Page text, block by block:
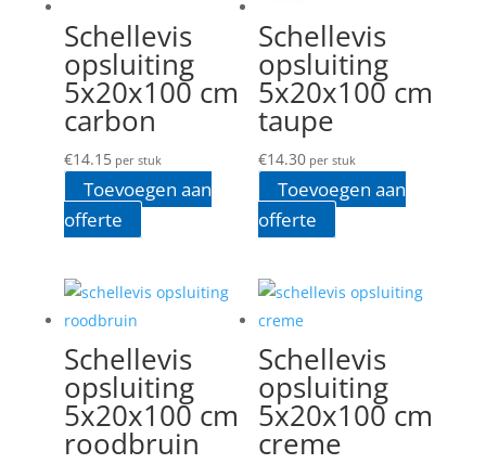
Schellevis
opsluiting
5x20x100 cm
carbon
€14.15per stuk
Toevoegen aan
offerte
Schellevis
opsluiting
5x20x100 cm
taupe
€14.30per stuk
Toevoegen aan
offerte
Schellevis
opsluiting
5x20x100 cm
roodbruin
Schellevis
opsluiting
5x20x100 cm
creme